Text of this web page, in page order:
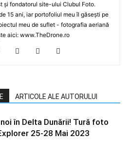
și fondatorul site-ului Clubul Foto.
15 ani, iar portofoliul meu îl găsești pe
meu de suflet - fotografia aeriană
aici: www.TheDrone.ro
ARTICOLE ALE AUTORULUI
în Delta Dunării! Tură foto
25-28 Mai 2023